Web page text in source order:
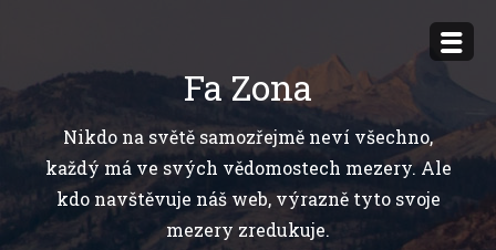
obsahu
Fa Zona
Nikdo na světě samozřejmě neví všechno,
každý má ve svých vědomostech mezery. Ale
kdo navštěvuje náš web, výrazně tyto svoje
mezery zredukuje.